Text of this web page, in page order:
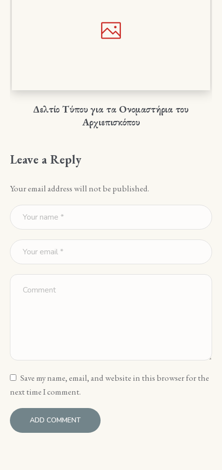
Δελτίο Τύπου για τα Ονομαστήρια του
Αρχιεπισκόπου
Leave a Reply
Your email address will not be published.
Save my name, email, and website in this browser for the
next time I comment.